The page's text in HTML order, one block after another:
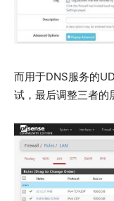
而用于DNS服务的
试，最后调整三者的